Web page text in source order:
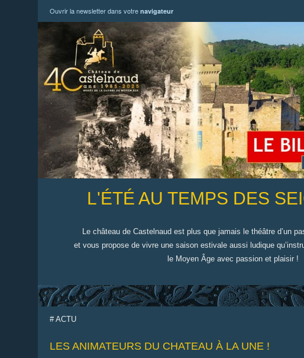
Ouvrir la newsletter dans votre navigateur
L'ÉTÉ AU TEMPS DES
Le château de Castelnaud est plus que jamais le théâtre d’un
et vous propose de vivre une saison estivale aussi ludique
le Moyen Âge avec passion et plaisir !
# ACTU
LES ANIMATEURS DU CHATEAU À LA UNE !